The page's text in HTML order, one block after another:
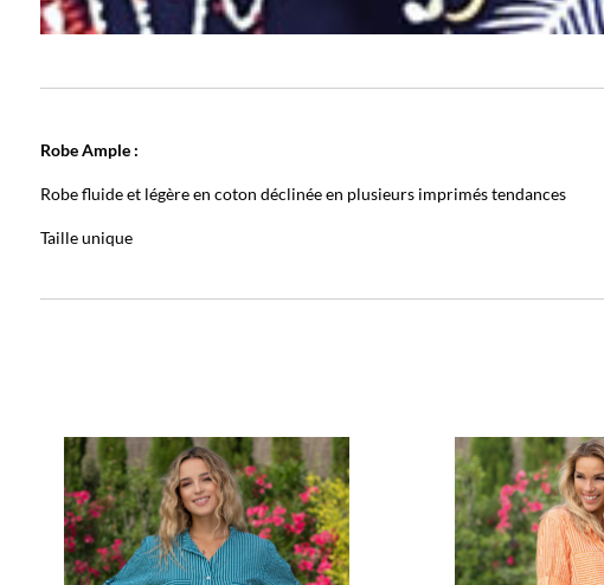
Robe Ample :
Robe fluide et légère en coton déclinée en plusieurs imprimés tendances
Taille unique